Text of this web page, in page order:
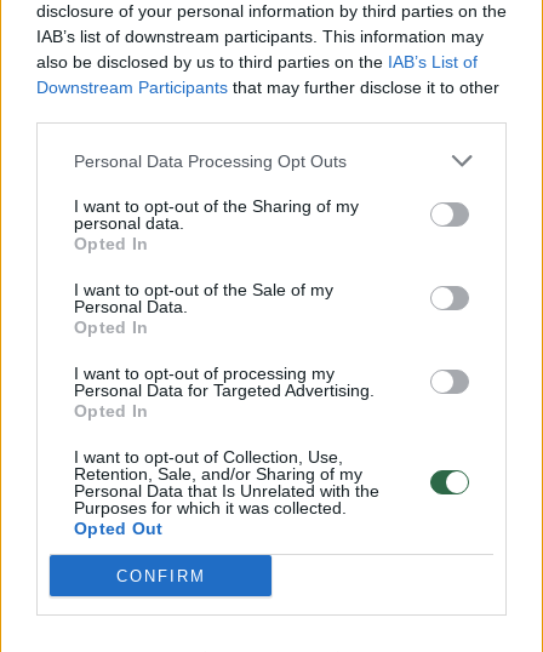
disclosure of your personal information by third parties on the
IAB’s list of downstream participants. This information may
also be disclosed by us to third parties on the IAB’s List of
Downstream Participants that may further disclose it to other
Personal Data Processing Opt Outs
I want to opt-out of the Sharing of my
personal data.
Opted In
I want to opt-out of the Sale of my
Personal Data.
Opted In
I want to opt-out of processing my
Personal Data for Targeted Advertising.
Opted In
I want to opt-out of Collection, Use,
Retention, Sale, and/or Sharing of my
Personal Data that Is Unrelated with the
Purposes for which it was collected.
Opted Out
CONFIRM
pirmenybėse padėjo savo
komandai iškovoti tašką
daugiau
SHAKHTAR DONETSK
ANTWERP
1
Tuo pat metu vykusioje akistatoje Donecko
„Šachtar“ surėmė ietis su „Antwerp“ klubu.